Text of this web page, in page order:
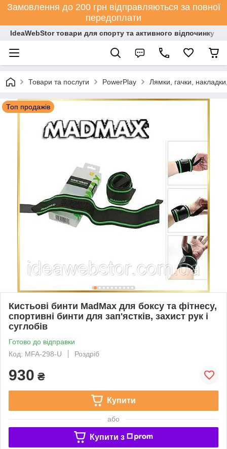
Замовлення до 200 грн відправляються за повної
передоплати
IdeaWebStor товари для спорту та активного відпочинку
Товари та послуги PowerPlay Лямки, гачки,
Топ продажів
Кистьові бинти MadMax для боксу та фітнесу,
спортивні бинти для зап'ястків, захист рук і
суглобів
Готово до відправки
Код: MFA-298-U
Роздріб
930 ₴
Купити
або
Купити з